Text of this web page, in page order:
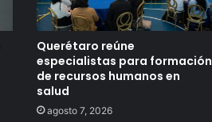
Querétaro reúne
especialistas para formación
de recursos humanos en
salud
agosto 7, 2026